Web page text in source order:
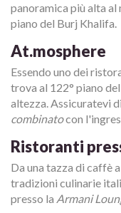
panoramica più alta al
piano del Burj Khalifa.
At.mosphere
Essendo uno dei
trova al 122° piano
altezza. Assicuratevi
combinatocon
Ristoranti
Da una tazza di caffè
tradizioni culinarie
presso la Armani